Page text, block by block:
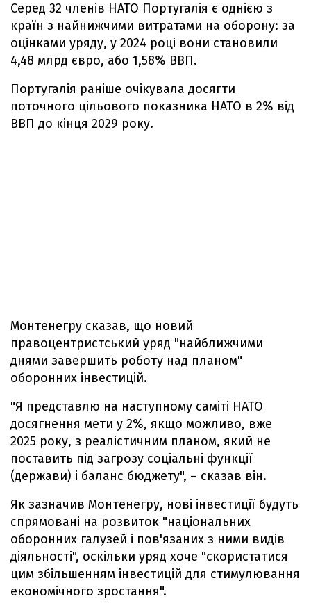
Серед 32 членів НАТО Португалія є однією з
країн з найнижчими витратами на оборону: за
оцінками уряду, у 2024 році вони становили
4,48 млрд євро, або 1,58% ВВП.
Португалія раніше очікувала досягти
поточного цільового показника НАТО в 2% від
ВВП до кінця 2029 року.
Монтенегру сказав, що новий
правоцентристський уряд "найближчими
днями завершить роботу над планом"
оборонних інвестицій.
"Я представлю на наступному саміті НАТО
досягнення мети у 2%, якщо можливо, вже
2025 року, з реалістичним планом, який не
поставить під загрозу соціальні функції
(держави) і баланс бюджету", – сказав він.
Як зазначив Монтенегру, нові інвестиції будуть
спрямовані на розвиток "національних
оборонних галузей і пов'язаних з ними видів
діяльності", оскільки уряд хоче "скористатися
цим збільшенням інвестицій для стимулювання
економічного зростання".